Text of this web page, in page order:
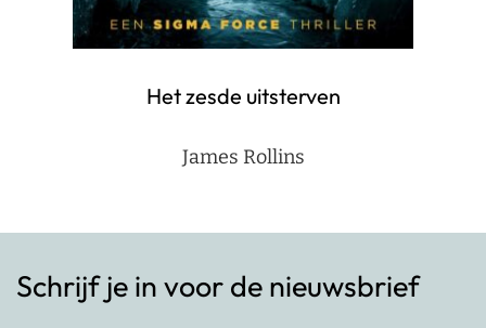
Het zesde uitsterven
James Rollins
Schrijf je in voor de nieuwsbrief